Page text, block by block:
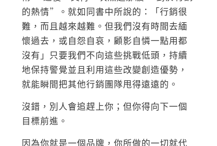
的熱情”。就如同書中所說的：「行銷很
難，而且越來越難。但我們沒有時間去緬
懷過去，或自怨自哀，顧影自憐一點用都
沒有」只要我們不向這些挑戰低頭，持續
地保持警覺並且利用這些改變創造優勢，
就能瞬間把其他行銷團隊甩得遠遠的。
沒錯，別人會追趕上你；但你得向下一個
目標前進。
因為你就是一個品牌，你所做的一切就代